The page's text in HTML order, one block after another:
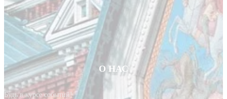
О НАС
Будь в курсе событий!